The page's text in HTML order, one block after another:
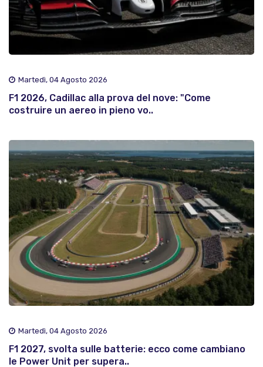
Martedì, 04 Agosto 2026
F1 2026, Cadillac alla prova del nove: "Come
costruire un aereo in pieno vo..
Martedì, 04 Agosto 2026
F1 2027, svolta sulle batterie: ecco come cambiano
le Power Unit per supera..